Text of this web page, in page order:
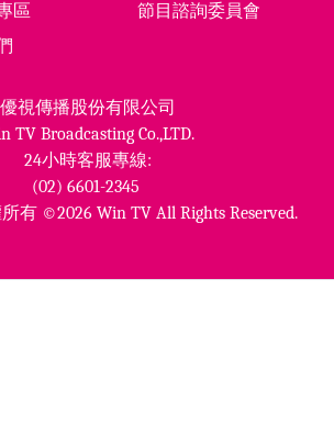
區
節目諮詢委員會
優視傳播股份有限公司
TV Broadcasting Co.,LTD.
24小時客服專線:
(02) 6601-2345
有 ©2026 Win TV All Rights Reserved.